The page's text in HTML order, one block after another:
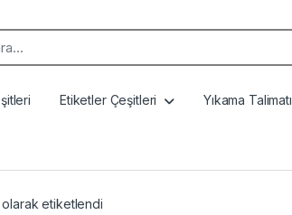
Etiketler Çeşitleri Yıkama Talimatı
olarak etiketlendi